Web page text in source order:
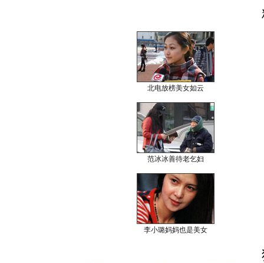
北电放榜美女如云
范冰冰善待老乞妇
李小璐妈妈也是美女